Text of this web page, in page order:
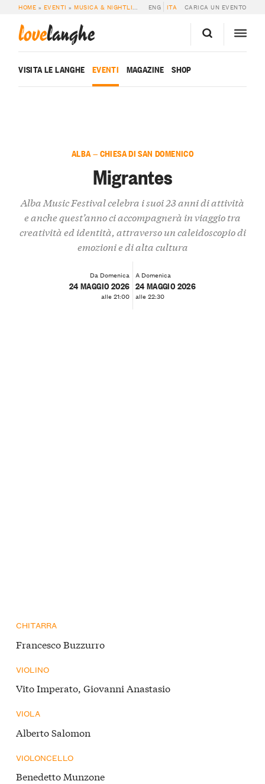
HOME » EVENTI »MUSICA & NIGHTLIFE MIGRANTES
ENG ITA CARICA UN EVENTO
lovelanghe
VISITA LE LANGHE EVENTI MAGAZINE SHOP
ALBA — CHIESA DI SAN DOMENICO
Migrantes
Alba Music Festival celebra i suoi 23 anni di attività
e anche quest’anno ci accompagnerà in viaggio tra
creatività ed identità, attraverso un caleidoscopio di
emozioni e di alta cultura
Da Domenica
24 MAGGIO 2026
alle 21:00
A Domenica
24 MAGGIO 2026
alle 22:30
CHITARRA
Francesco Buzzurro
VIOLINO
Vito Imperato, Giovanni Anastasio
VIOLA
Alberto Salomon
VIOLONCELLO
Benedetto Munzone